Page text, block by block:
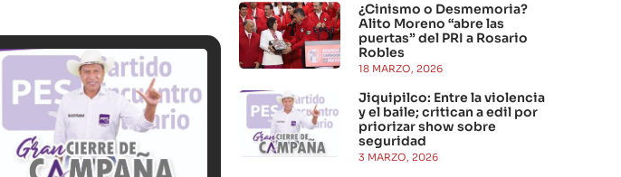
¿Cinismo o Desmemoria?
Alito Moreno “abre las
puertas” del PRI a Rosario
Robles
18 MARZO, 2026
Jiquipilco: Entre la violencia
y el baile; critican a edil por
priorizar show sobre
seguridad
3 MARZO, 2026